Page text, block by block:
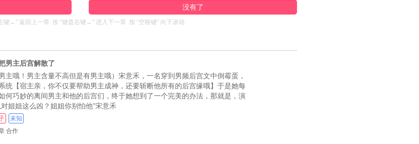
没有了
键←” 返回上一章 按 “键盘右键→” 进入下一章 按 “空格键” 向下滚动
男主后宫解散了
主哦！男主含量不高但是有男主哦）宋意禾，一名穿到男频后宫文中倒霉蛋，
统【宿主亲，你不仅要帮助男主成神，还要斩断他所有的后宫缘哦】于是她每
何巧妙的离间男主和他的后宫们，终于她想到了一个完美的办法，那就是，演
姐姐这么凶？姐姐你别怕他”宋意禾
未知
合作